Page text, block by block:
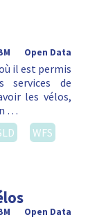
Open Data
il est permis
services de
les vélos,
…
WFS
Open Data